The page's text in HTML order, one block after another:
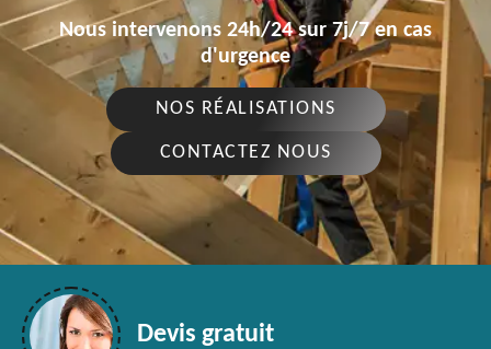
Nous intervenons 24h/24 sur 7j/7 en cas
d'urgence
NOS RÉALISATIONS
CONTACTEZ NOUS
Devis gratuit